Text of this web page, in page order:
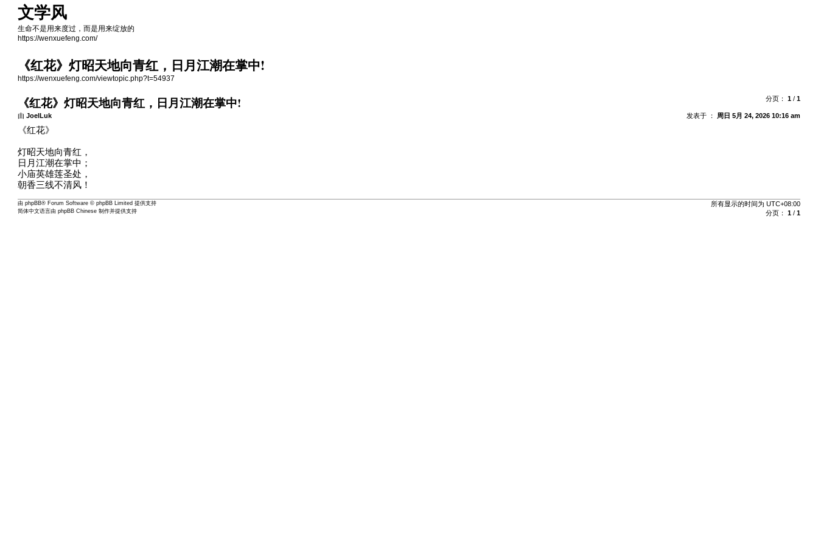
文学风
生命不是用来度过，而是用来绽放的
https://wenxuefeng.com/
《红花》灯昭天地向青红，日月江潮在掌中!
https://wenxuefeng.com/viewtopic.php?t=54937
分页： 1/ 1
《红花》灯昭天地向青红，日月江潮在掌中!
发表于 ： 周日 5月 24, 2026 10:16 am
由JoelLuk
《红花》
灯昭天地向青红，
日月江潮在掌中；
小庙英雄莲圣处，
朝香三线不清风！
所有显示的时间为 UTC+08:00
分页： 1/ 1
由phpBB® Forum Software © phpBB Limited 提供支持
简体中文语言由phpBB Chinese 制作并提供支持